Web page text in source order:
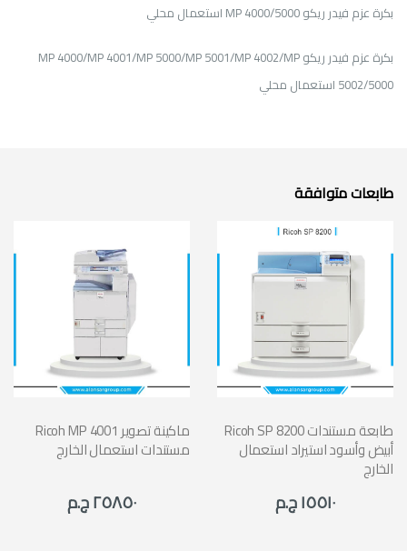
بكرة عزم فيدر ريكو MP 4000/5000 استعمال محلي
بكرة عزم فيدر ريكو MP 4000/MP 4001/MP 5000/MP 5001/MP 4002/MP
5002/5000 استعمال محلي
طابعات متوافقة
Ricoh MP 4001 ماكينة تصوير
مستندات استعمال الخارج
٢٥٨٥٠ ج.م
Ricoh SP 8200 طابعة مستندات
أبيض وأسود استيراد استعمال
الخارج
١٥٥١٠ ج.م